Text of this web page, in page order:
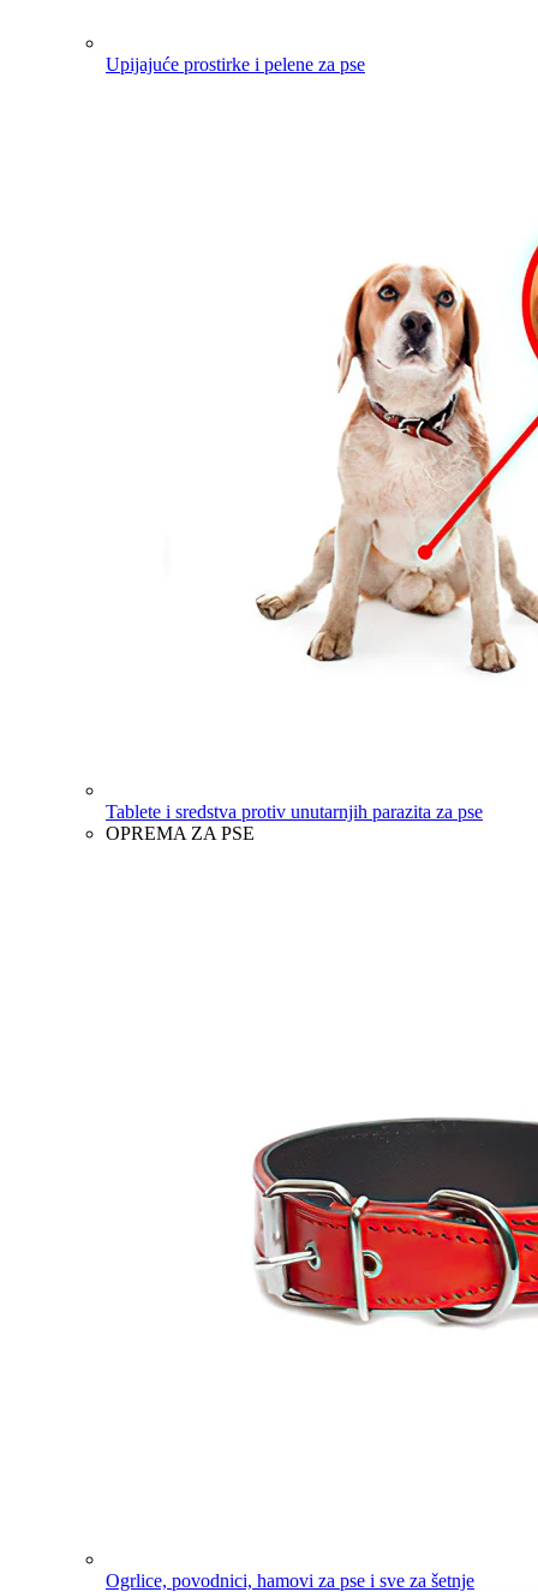
Upijajuće prostirke i pelene za pse
Tablete i sredstva protiv unutarnjih parazita za pse
OPREMA ZA PSE
Ogrlice, povodnici, hamovi za pse i sve za šetnje